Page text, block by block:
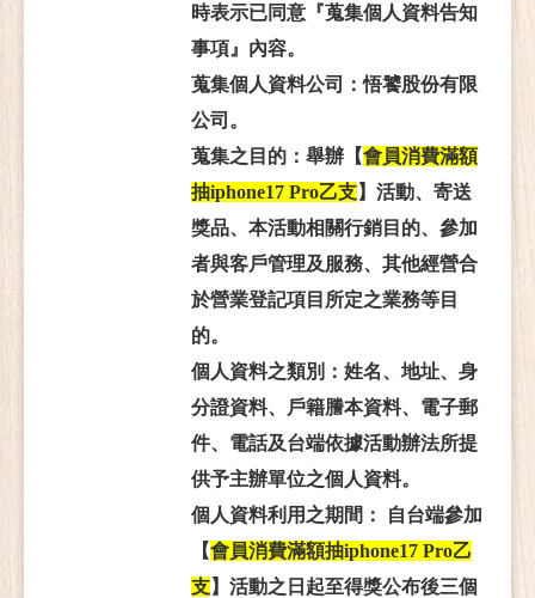
時表示已同意『蒐集個人資料告知
事項』內容。
蒐集個人資料公司：悟饕股份有限
公司。
蒐集之目的：舉辦【會員消費滿額
抽iphone17 Pro乙支】活動、寄送
獎品、本活動相關行銷目的、參加
者與客戶管理及服務、其他經營合
於營業登記項目所定之業務等目
的。
個人資料之類別：姓名、地址、身
分證資料、戶籍謄本資料、電子郵
件、電話及台端依據活動辦法所提
供予主辦單位之個人資料。
個人資料利用之期間： 自台端參加
【會員消費滿額抽iphone17 Pro乙
支】活動之日起至得獎公布後三個